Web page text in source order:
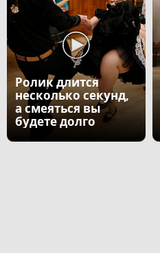
Ролик длится
несколько секунд,
а смеяться вы
будете долго